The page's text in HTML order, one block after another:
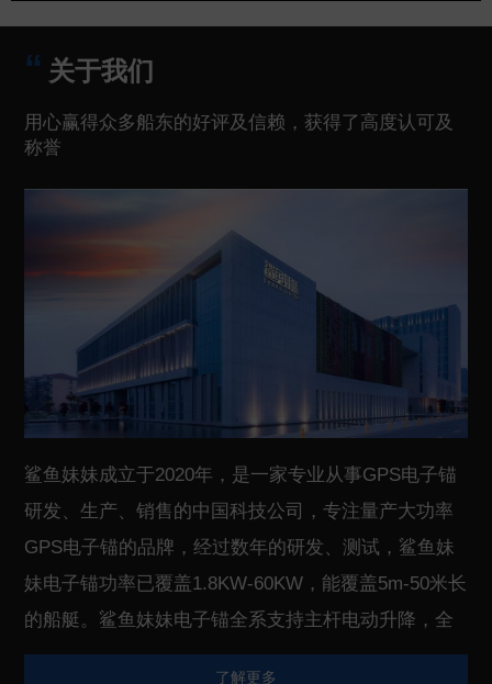
关于我们
用心赢得众多船东的好评及信赖，获得了高度认可及
称誉
鲨鱼妹妹成立于2020年，是一家专业从事GPS电子锚
研发、生产、销售的中国科技公司，专注量产大功率
GPS电子锚的品牌，经过数年的研发、测试，鲨鱼妹
妹电子锚功率已覆盖1.8KW-60KW，能覆盖5m-50米长
的船艇。鲨鱼妹妹电子锚全系支持主杆电动升降，全
系采用无刷电机，主杆采用碳纤维或者钛合金，具有
了解更多